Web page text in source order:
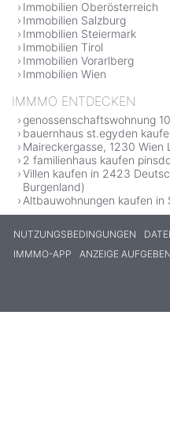
Immobilien Oberösterreich
Immobilien Salzburg
Immobilien Steiermark
Immobilien Tirol
Immobilien Vorarlberg
Immobilien Wien
IMMMO ENTDECKEN
genossenschaftswohnung
bauernhaus st.egyden
Maireckergasse, 1230 Wien
2 familienhaus kaufen
Villen kaufen in 2423
Burgenland)
Altbauwohnungen kaufen
NUTZUNGSBEDINGUNGEN
IMMMO-APP
ANZEIGE AUFGEBEN